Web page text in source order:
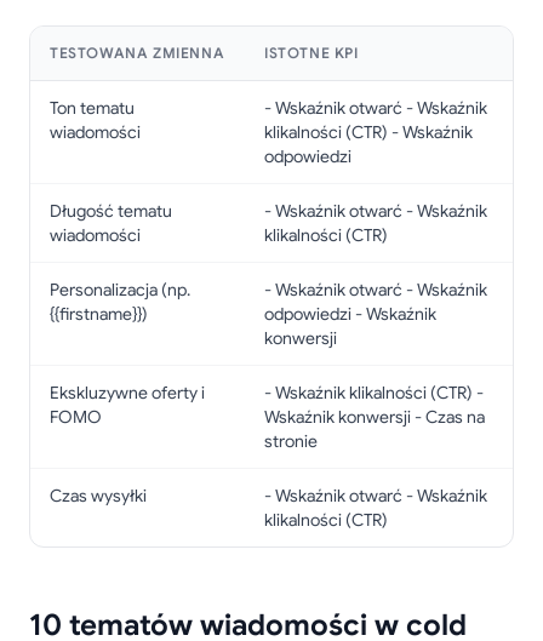
TESTOWANA ZMIENNA ISTOTNE KPI
Ton tematu
wiadomości
- Wskaźnik otwarć - Wskaźnik
klikalności (CTR) - Wskaźnik
odpowiedzi
Długość tematu
wiadomości
- Wskaźnik otwarć - Wskaźnik
klikalności (CTR)
Personalizacja (np.
{{firstname}})
- Wskaźnik otwarć - Wskaźnik
odpowiedzi - Wskaźnik
konwersji
Ekskluzywne oferty i
FOMO
- Wskaźnik klikalności (CTR) -
Wskaźnik konwersji - Czas na
stronie
Czas wysyłki
- Wskaźnik otwarć - Wskaźnik
klikalności (CTR)
10 tematów wiadomości w cold